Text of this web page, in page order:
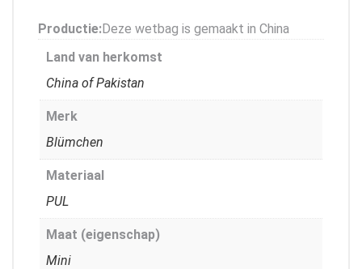
Productie:Deze wetbag is gemaakt in China
Land van herkomst
China of Pakistan
Merk
Blümchen
Materiaal
PUL
Maat (eigenschap)
Mini